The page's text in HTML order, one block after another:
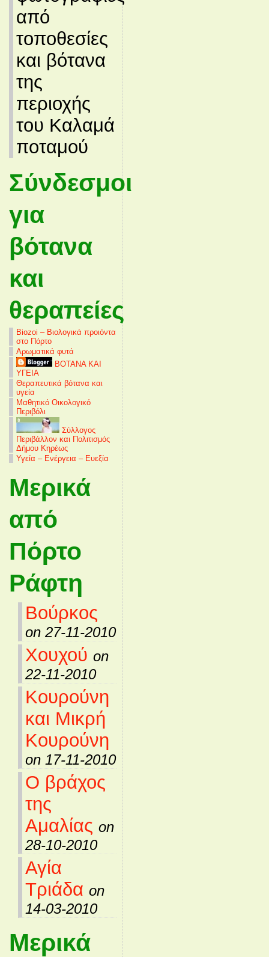
από
τοποθεσίες
και βότανα
της
περιοχής
του Καλαμά
ποταμού
Σύνδεσμοι
για
βότανα
και
θεραπείες
Biozoi – Βιολογικά προιόντα
στο Πόρτο
Αρωματικά φυτά
ΒΟΤΑΝΑ ΚΑΙ
ΥΓΕΙΑ
Θεραπευτικά βότανα και
υγεία
Μαθητικό Οικολογικό
Περιβόλι
Σύλλογος
Περιβάλλον και Πολιτισμός
Δήμου Κηρέως
Υγεία – Ενέργεια – Ευεξία
Μερικά
από
Πόρτο
Ράφτη
Βούρκος
on 27-11-2010
Χουχού on
22-11-2010
Κουρούνη
και Μικρή
Κουρούνη
on 17-11-2010
Ο βράχος
της
Αμαλίας on
28-10-2010
Αγία
Τριάδα on
14-03-2010
Μερικά